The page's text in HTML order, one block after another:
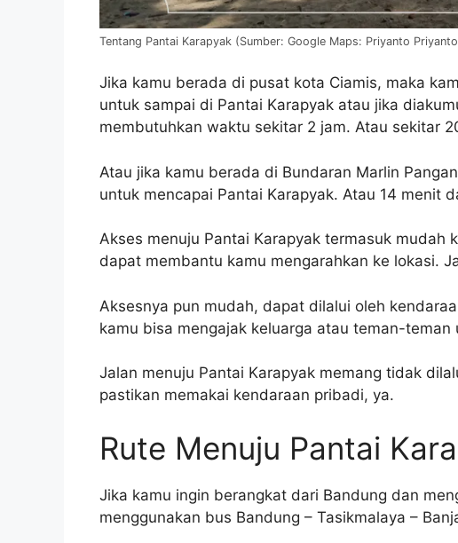
Tentang Pantai Karapyak (Sumber: Google Maps: Priyanto
Jika kamu berada di pusat kota Ciamis, maka
untuk sampai di Pantai Karapyak atau jika
membutuhkan waktu sekitar 2 jam. Atau sekitar
Atau jika kamu berada di Bundaran Marlin
untuk mencapai Pantai Karapyak. Atau 14 menit
Akses menuju Pantai Karapyak termasuk mudah
dapat membantu kamu mengarahkan ke lokasi.
Aksesnya pun mudah, dapat dilalui oleh
kamu bisa mengajak keluarga atau teman-teman
Jalan menuju Pantai Karapyak memang tidak
pastikan memakai kendaraan pribadi, ya.
Rute Menuju Pantai
Jika kamu ingin berangkat dari Bandung dan
menggunakan bus Bandung – Tasikmalaya –